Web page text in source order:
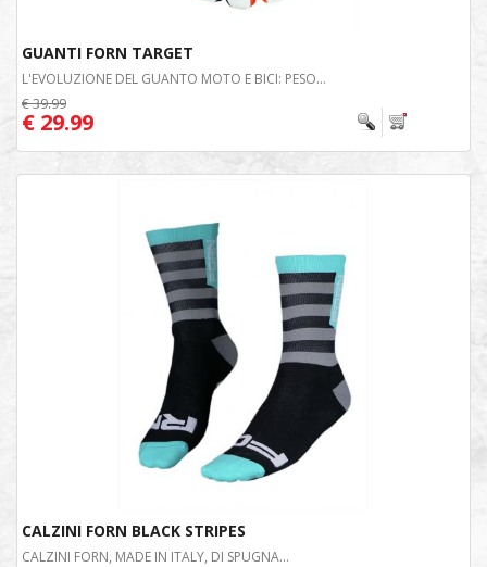
GUANTI FORN TARGET
L'EVOLUZIONE DEL GUANTO MOTO E BICI: PESO...
€ 39.99
€ 29.99
CALZINI FORN BLACK STRIPES
CALZINI FORN, MADE IN ITALY, DI SPUGNA...